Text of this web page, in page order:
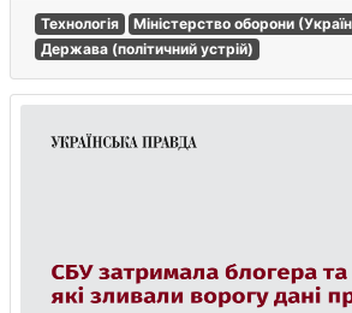
Технологія
Міністерство оборони
Держава (політичний устрій)